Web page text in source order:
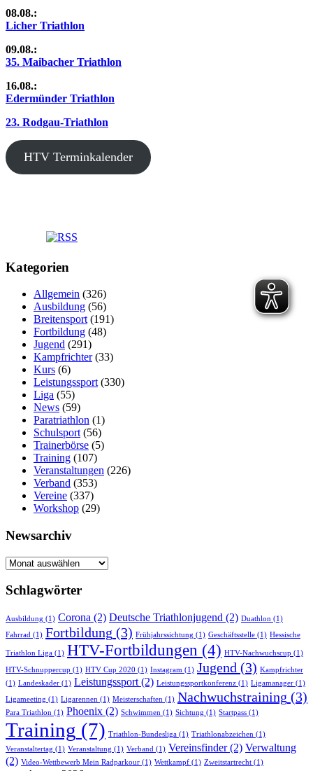
08.08.:
Licher Triathlon
09.08.:
35. Maibacher Triathlon
16.08.:
Edermünder Triathlon
23. Rodgau-Triathlon
HTV Terminkalender
Kategorien
Allgemein (326)
Ausbildung (56)
Breitensport (191)
Fortbildung (48)
Jugend (291)
Kampfrichter(33)
Kurs (6)
Leistungssport (330)
Liga (55)
News (59)
Paratriathlon (1)
Schulsport (56)
Trainerbörse (5)
Training (107)
Veranstaltungen (226)
Verband (353)
Vereine (337)
Workshop (29)
Newsarchiv
Newsarchiv
Schlagwörter
Ausbildung (1) Corona (2) Deutsche Triathlonjugend (2) Duathlon (1)
Fahrrad (1) Fortbildung (3) Frühjahrssichtung (1) Geschäftsstelle (1) Hessische
Triathlon Liga (1) HTV-Fortbildungen (4) HTV-Nachwuchscup (1)
HTV-Schnuppercup (1) HTV Cup 2020 (1) Instagram (1) Jugend (3) Kampfrichter
(1) Landeskader (1) Leistungssport(2) Leistungssportkonferenz (1) Ligamanager (1)
Ligameeting (1) Ligarennen (1) Meisterschaften (1) Nachwuchstraining (3)
Para Triathlon (1) Phoenix (2) Schwimmen (1) Sichtung (1) Startpass (1)
Training (7) Triathlon-Bundesliga (1) Triathlonabzeichen (1)
Veranstaltertag (1) Veranstaltung (1) Verband (1) Vereinsfinder(2) Verwaltung
(2) Video-Wettbewerb Mein Radparkour (1) Wettkampf (1) Zweitstartrecht (1)